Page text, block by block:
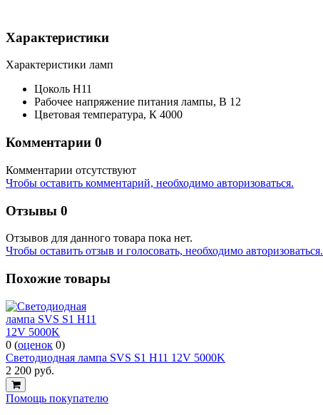
Характеристики
Характеристики ламп
Цоколь H11
Рабочее напряжение питания лампы, В 12
Цветовая температура, К 4000
Комментарии 0
Комментарии отсутствуют
Чтобы оставить комментарий, необходимо авторизоваться.
Отзывы 0
Отзывов для данного товара пока нет.
Чтобы оcтавить отзыв и голосовать, необходимо авторизоваться.
Похожие товары
0 (оценок 0)
Светодиодная лампа SVS S1 H11 12V 5000K
2 200 руб.
Помощь покупателю